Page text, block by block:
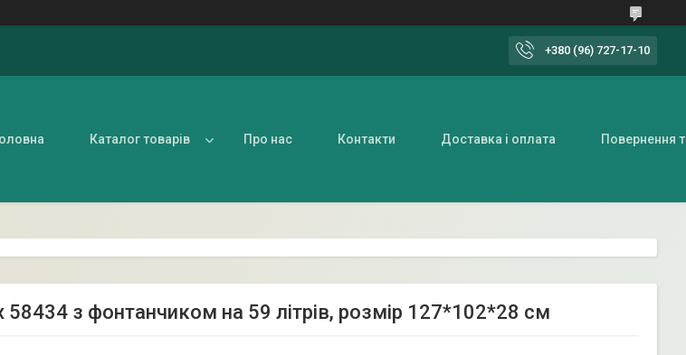
+380 (96) 727-17-10
Каталог товарів Про нас Контакти Доставка і оплата Повернення
58434 з фонтанчиком на 59 літрів, розмір 127*102*28 см